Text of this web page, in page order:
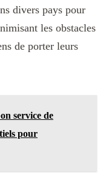
divers pays pour
les obstacles
de porter leurs
service de
pour